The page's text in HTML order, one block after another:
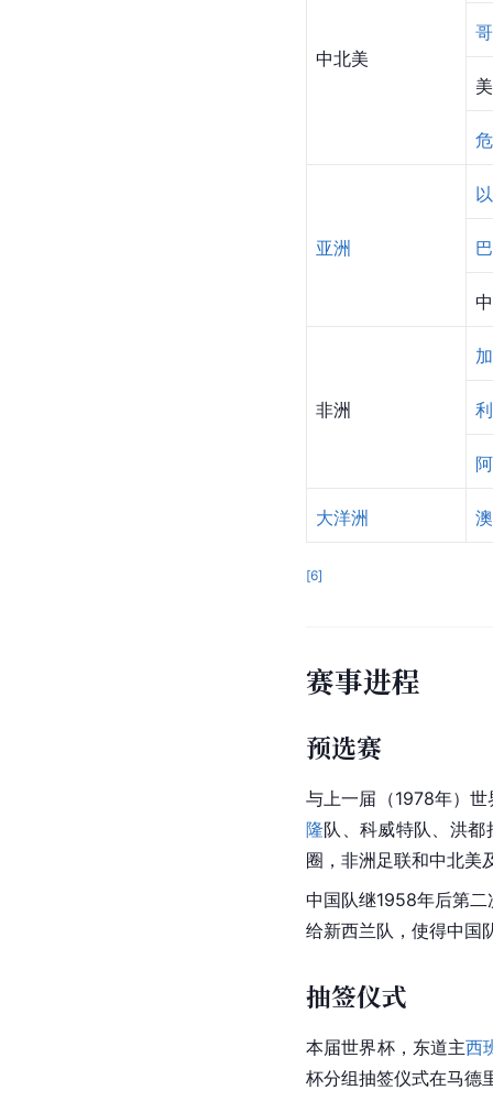
中北美
亚洲
非洲
大洋洲
[6]
赛事进程
预选赛
与上一届（1978年）
隆队、科威特队、 洪都
圈， 非洲 足联和中北美
中国队继1958年后第
给新西兰队 ，使得中国
抽签仪式
本届世界杯，东道主西
杯分组抽签仪式在马德